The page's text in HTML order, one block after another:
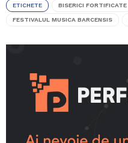
ETICHETE BISERICI FORTIFICATE
FESTIVALUL MUSICA BARCENSIS